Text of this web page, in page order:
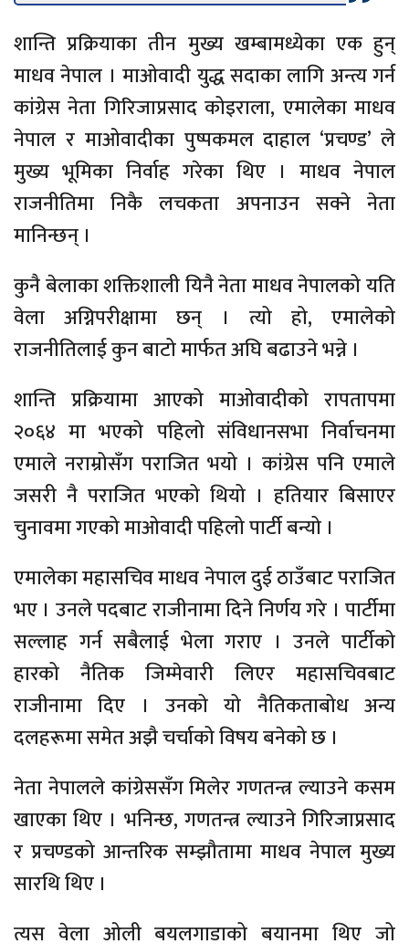
शान्ति प्रक्रियाका तीन मुख्य खम्बामध्येका एक हुन्
माधव नेपाल । माओवादी युद्ध सदाका लागि अन्त्य गर्न
कांग्रेस नेता गिरिजाप्रसाद कोइराला, एमालेका माधव
नेपाल र माओवादीका पुष्पकमल दाहाल ‘प्रचण्ड’ ले
मुख्य भूमिका निर्वाह गरेका थिए । माधव नेपाल
राजनीतिमा निकै लचकता अपनाउन सक्ने नेता
मानिन्छन् ।
कुनै बेलाका शक्तिशाली यिनै नेता माधव नेपालको यति
वेला अग्निपरीक्षामा छन् । त्यो हो, एमालेको
राजनीतिलाई कुन बाटो मार्फत अघि बढाउने भन्ने ।
शान्ति प्रक्रियामा आएको माओवादीको रापतापमा
२०६४ मा भएको पहिलो संविधानसभा निर्वाचनमा
एमाले नराम्रोसँग पराजित भयो । कांग्रेस पनि एमाले
जसरी नै पराजित भएको थियो । हतियार बिसाएर
चुनावमा गएको माओवादी पहिलो पार्टी बन्यो ।
एमालेका महासचिव माधव नेपाल दुई ठाउँबाट पराजित
भए । उनले पदबाट राजीनामा दिने निर्णय गरे । पार्टीमा
सल्लाह गर्न सबैलाई भेला गराए । उनले पार्टीको
हारको नैतिक जिम्मेवारी लिएर महासचिवबाट
राजीनामा दिए । उनको यो नैतिकताबोध अन्य
दलहरूमा समेत अझै चर्चाको विषय बनेको छ ।
नेता नेपालले कांग्रेससँग मिलेर गणतन्त्र ल्याउने कसम
खाएका थिए । भनिन्छ, गणतन्त्र ल्याउने गिरिजाप्रसाद
र प्रचण्डको आन्तरिक सम्झौतामा माधव नेपाल मुख्य
सारथि थिए ।
त्यस वेला ओली बयलगाडाको बयानमा थिए जो